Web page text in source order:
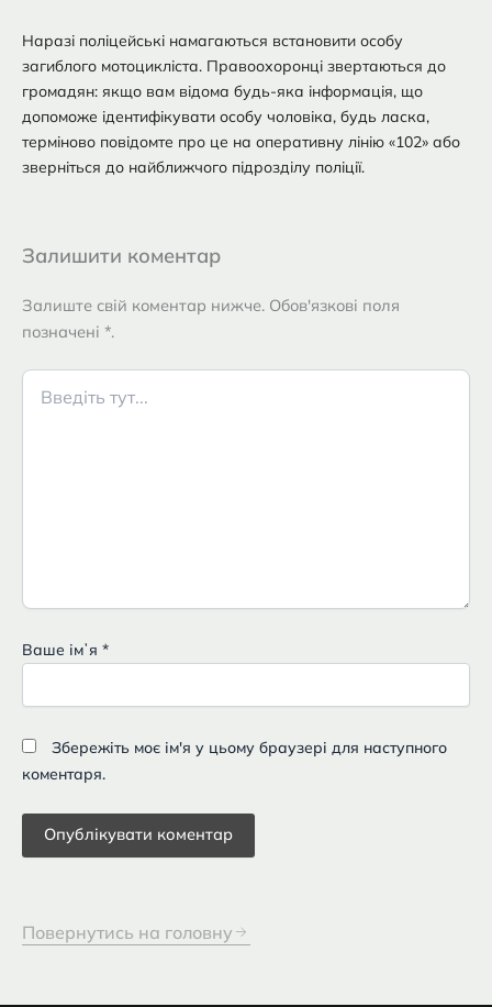
Наразі поліцейські намагаються встановити особу
загиблого мотоцикліста. Правоохоронці звертаються до
громадян: якщо вам відома будь-яка інформація, що
допоможе ідентифікувати особу чоловіка, будь ласка,
терміново повідомте про це на оперативну лінію «102» або
зверніться до найближчого підрозділу поліції.
Залишити коментар
Залиште свій коментар нижче. Обов'язкові поля
позначені *.
Введіть
тут...
Ваше імʼя *
Збережіть моє ім'я у цьому браузері для наступного
коментаря.
Повернутись на головну